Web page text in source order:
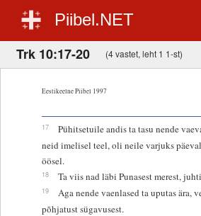
Piibel.NET
Trk 10:17-20 (4 vastet, leht 1 1-st)
Eestikeelne Piibel 1997
17
Pühitsetuile andis ta tasu nende
neid imelisel teel, oli neile varjuks
öösel.
18 Ta viis nad läbi Punasest merest,
19
Aga nende vaenlased ta uputas ära,
põhjatust sügavusest.